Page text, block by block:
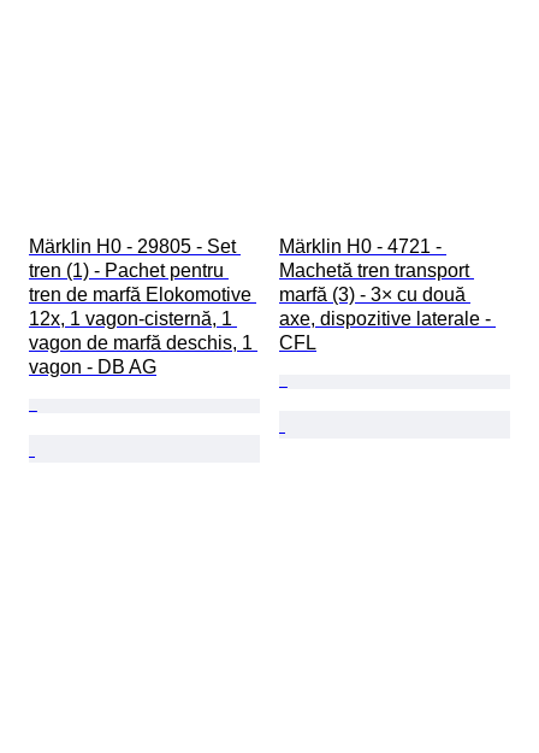
Märklin H0 - 29805 - Set
tren (1) - Pachet pentru
tren de marfă Elokomotive
12x, 1 vagon-cisternă, 1
vagon de marfă deschis, 1
vagon - DB AG
Märklin H0 - 4721 -
Machetă tren transport
marfă (3) - 3× cu două
axe, dispozitive laterale -
CFL